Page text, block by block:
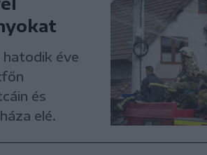
éve
és
elé.